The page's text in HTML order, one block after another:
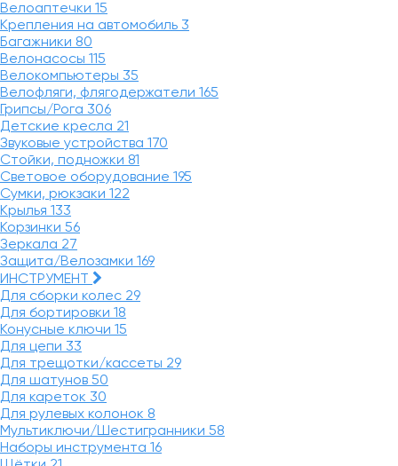
Велоаптечки 15
Крепления на автомобиль 3
Багажники 80
Велонасосы 115
Велокомпьютеры 35
Велофляги, флягодержатели 165
Грипсы/Рога 306
Детские кресла 21
Звуковые устройства 170
Стойки, подножки 81
Световое оборудование 195
Сумки, рюкзаки 122
Крылья 133
Корзинки 56
Зеркала 27
Защита/Велозамки 169
ИНСТРУМЕНТ
Для сборки колес 29
Для бортировки 18
Конусные ключи 15
Для цепи 33
Для трещотки/кассеты 29
Для шатунов 50
Для кареток 30
Для рулевых колонок 8
Мультиключи/Шестигранники 58
Наборы инструмента 16